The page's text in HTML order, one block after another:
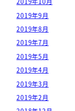
2019年9月
2019年8月
2019年7月
2019年5月
2019年4月
2019年3月
2019年2月